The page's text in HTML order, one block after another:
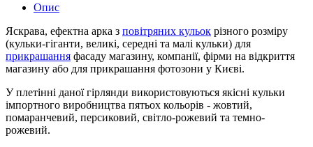
Опис
Яскрава, ефектна арка з повітряних кульок різного розміру
(кульки-гіганти, великі, середні та малі кульки) для
прикрашання фасаду магазину, компанії, фірми на відкриття
магазину або для прикрашання фотозони у Києві.
У плетінні даної гірлянди використовуються якісні кульки
імпортного виробництва пятьох кольорів - жовтий,
помаранчевий, персиковий, світло-рожевий та темно-
рожевий.